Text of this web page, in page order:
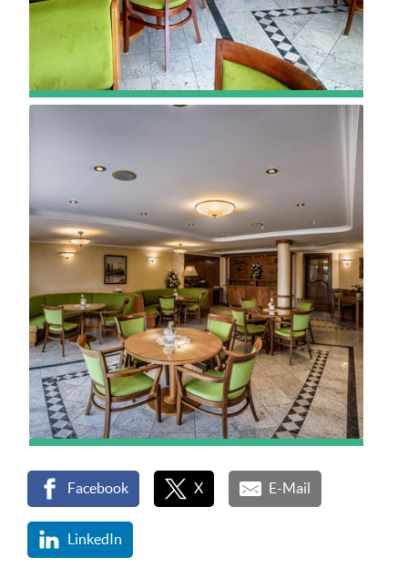
Facebook X E-Mail
LinkedIn